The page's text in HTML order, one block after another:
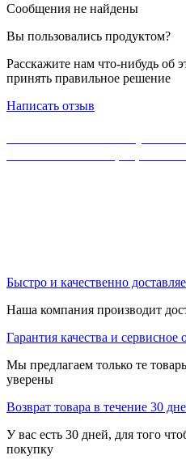
Сообщения не найдены
Вы пользовались продуктом?
Расскажите нам что-нибудь об
принять правильное решение
Написать отзыв
Быстро и качественно
Наша компания производит
Гарантия качества и сервисное
Мы предлагаем только те
уверены
Возврат товара в течение 30
У вас есть 30 дней, для того
покупку